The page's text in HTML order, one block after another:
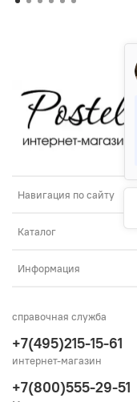
Навигация по сайту
Каталог
Информация
справочная служба
+7(495)215-15-61
интернет-магазин
+7(800)555-29-51